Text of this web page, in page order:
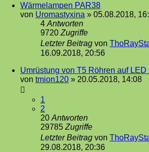
Wärmelampen PAR38
von Uromastyxina » 05.08.2018,
4 Antworten
9720 Zugriffe
Letzter Beitrag von
16.09.2018, 20:56
Umrüstung von T5 Röhren auf
von tmion120 » 20.05.2018, 14:08
1
2
20 Antworten
29785 Zugriffe
Letzter Beitrag von
29.08.2018, 20:36